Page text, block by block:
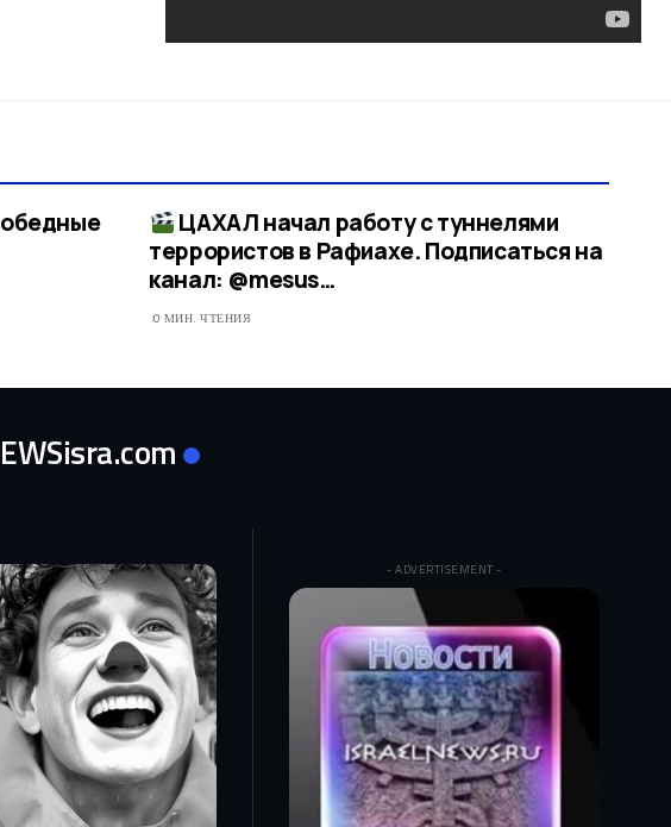
ЦАХАЛ начал работу с туннелями
террористов в Рафиахе. Подписаться на
канал: @mesus…
0 МИН. ЧТЕНИЯ
- ADVERTISEMENT -